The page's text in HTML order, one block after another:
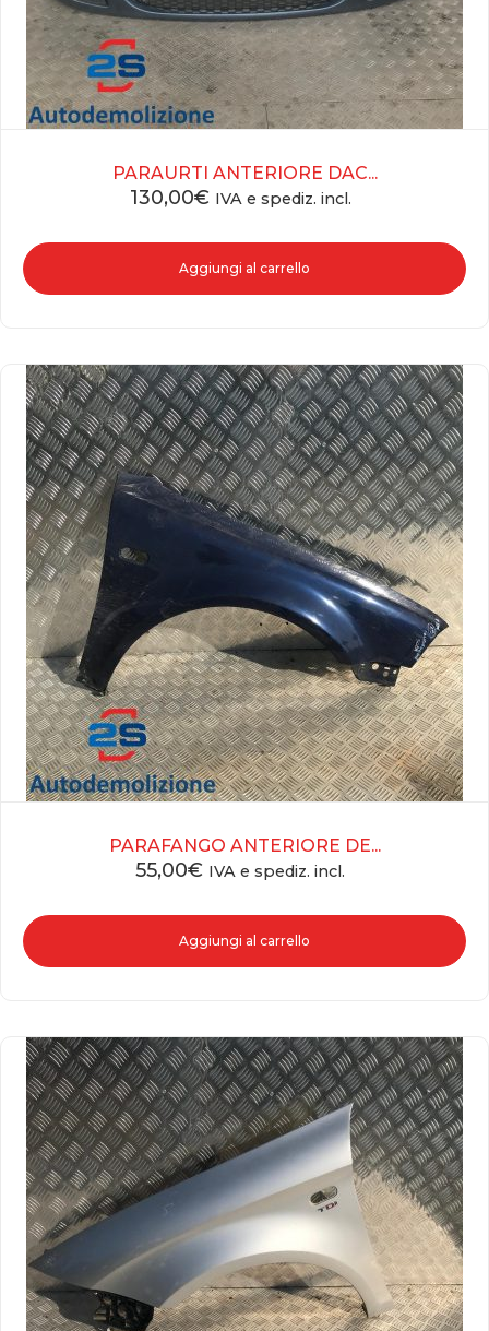
PARAURTI ANTERIORE DAC...
130,00€ IVA e spediz. incl.
Aggiungi al carrello
PARAFANGO ANTERIORE DE...
55,00€ IVA e spediz. incl.
Aggiungi al carrello